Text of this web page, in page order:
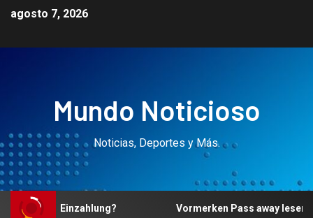
agosto 7, 2026
Mundo Noticioso
Noticias, Deportes y Más.
Vormerken Pass away leser ihr